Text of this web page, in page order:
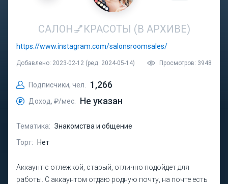
CАЛОН💅КРАСОТЫ (В АРХИВЕ)
https://www.instagram.com/salonsroomsales/
Добавлено: 2023-02-12 (ред. 2024-05-14) Просмотров: 3948
Подписчики, чел. 1,266
Доход, ₽/мес. Не указан
Тематика: Знакомства и общение
Торг:
Нет
Аккаунт с отлежкой, старый, отлично подойдет для
работы. С аккаунтом отдаю родную почту, на почте есть